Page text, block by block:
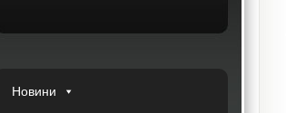
Новини